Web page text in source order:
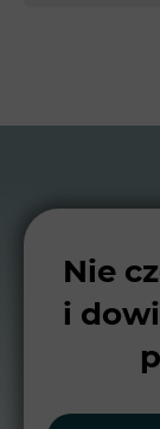
Nie
i